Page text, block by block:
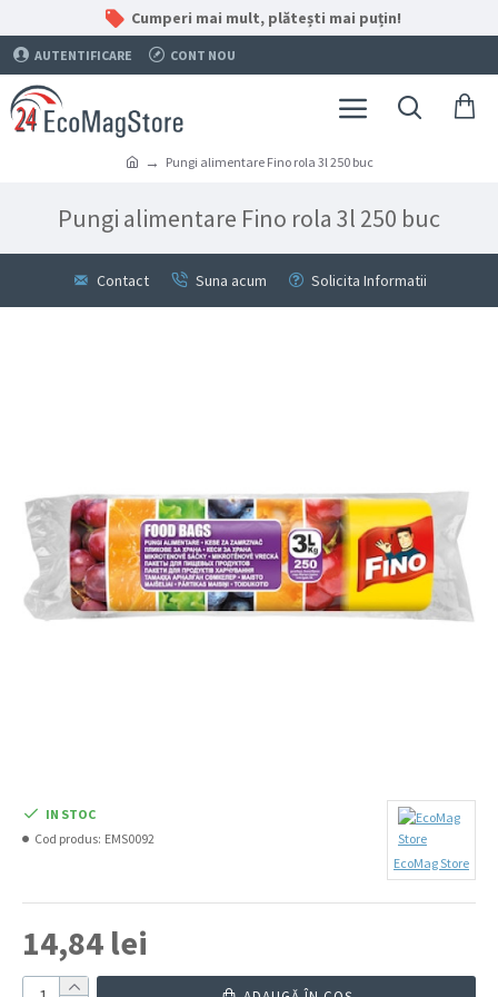
Cumperi mai mult, plătești mai puțin!
AUTENTIFICARE CONT NOU
Pungi alimentare Fino rola 3l 250 buc
Pungi alimentare Fino rola 3l 250 buc
Contact Suna acum Solicita Informatii
14,84 lei
IN STOC
Cod produs: EMS0092
EcoMag Store